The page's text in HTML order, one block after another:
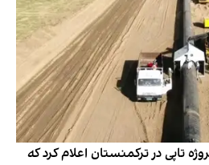
تاپی در ترکمنستان اعلام کرد که